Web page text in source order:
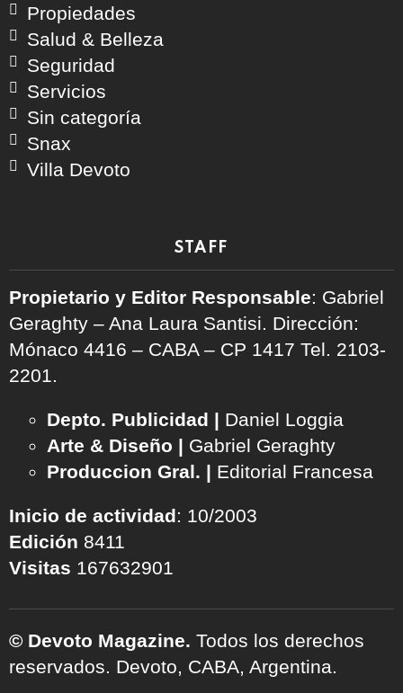
Propiedades
Salud & Belleza
Seguridad
Servicios
Sin categoría
Snax
Villa Devoto
STAFF
Propietario y Editor Responsable: Gabriel
Geraghty – Ana Laura Santisi. Dirección:
Mónaco 4416 – CABA – CP 1417 Tel. 2103-
2201.
Depto. Publicidad | Daniel Loggia
Arte & Diseño | Gabriel Geraghty
Produccion Gral. | Editorial Francesa
Inicio de actividad: 10/2003
Edición 8411
Visitas 167632901
© Devoto Magazine. Todos los derechos
reservados. Devoto, CABA, Argentina.